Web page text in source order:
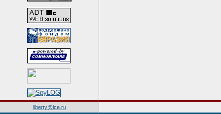
liberty@ice.ru